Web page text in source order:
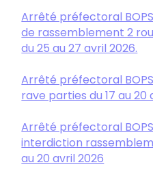
Arrêté préfectoral
de rassemblement 2
du 25 au 27 avril 2026.
Arrêté préfectoral
rave parties du 17 au 20
Arrêté préfectoral
interdiction
au 20 avril 2026